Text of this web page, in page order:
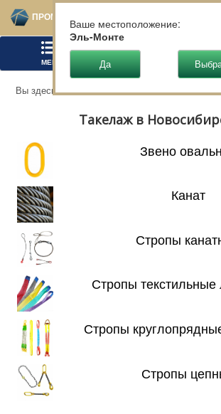
ПРОМТЕХСТАЛЬ
МЕНЮ
Вы здесь: Главная Такелаж
Такелаж в
Звено
Канат
Стропы
Стропы
Стропы
Стропы
Ваше местоположение:
Эль-Монте